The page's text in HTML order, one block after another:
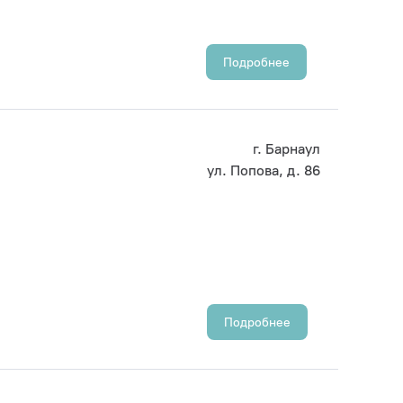
Подробнее
г. Барнаул
ул. Попова, д. 86
Подробнее